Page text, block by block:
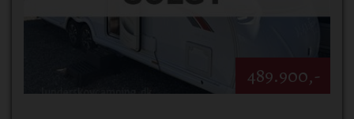
489.900,-